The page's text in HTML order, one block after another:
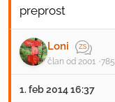
preprost
Loni
član od 2001
1. feb 2014 16:37